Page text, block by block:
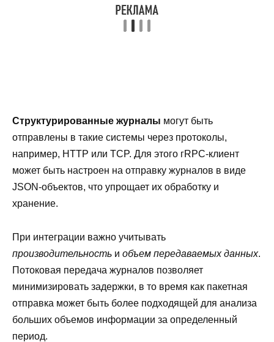
Структурированные журналы могут быть
отправлены в такие системы через протоколы,
например, HTTP или TCP. Для этого гRPC-клиент
может быть настроен на отправку журналов в виде
JSON-объектов, что упрощает их обработку и
хранение.
При интеграции важно учитывать
производительность и объем передаваемых данных.
Потоковая передача журналов позволяет
минимизировать задержки, в то время как пакетная
отправка может быть более подходящей для анализа
больших объемов информации за определенный
период.